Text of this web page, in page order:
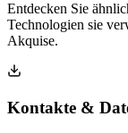
Entdecken Sie
Technologien sie
Akquise.
Kontakte &